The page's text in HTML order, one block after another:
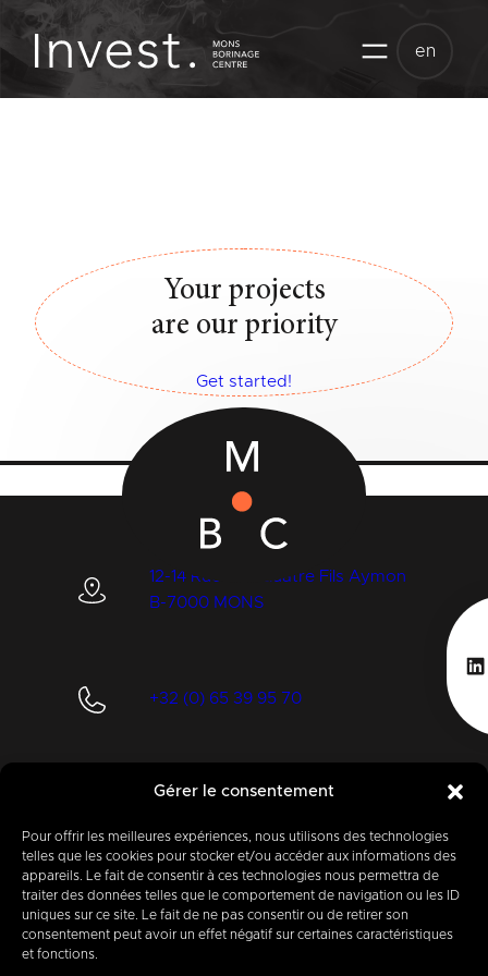
Gérer le consentement
Pour offrir les meilleures expériences, nous utilisons des technologies
telles que les cookies pour stocker et/ou accéder aux informations des
appareils. Le fait de consentir à ces technologies nous permettra de
traiter des données telles que le comportement de navigation ou les ID
uniques sur ce site. Le fait de ne pas consentir ou de retirer son
consentement peut avoir un effet négatif sur certaines caractéristiques
et fonctions.
Skip
content
en
Your projects
are our priority
Get started!
12-14 Rue des Quatre Fils Aymon
B-7000 MONS
+32 (0) 65 39 95 70
info@imbc.be
Today, partnerto
400companies.